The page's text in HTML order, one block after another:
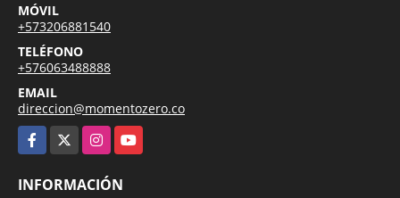
MÓVIL
+573206881540
TELÉFONO
+576063488888
EMAIL
direccion@momentozero.co
Facebook
InstagramYouTube
INFORMACIÓN